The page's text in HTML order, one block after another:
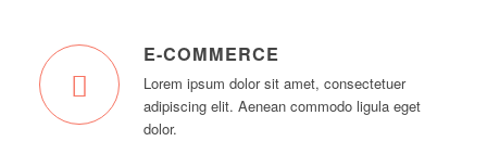
E-COMMERCE
Lorem ipsum dolor sit amet, consectetuer
adipiscing elit. Aenean commodo ligula eget
dolor.